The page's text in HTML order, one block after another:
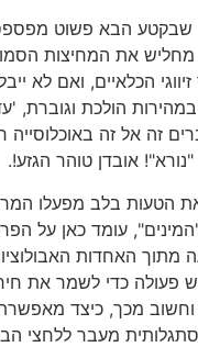
שבקטע הבא פשוט
מחליש את המחיצות
הכלאיים, ואם לא
הולכת וגוברת,
זה אל זה באוכלוסייה
אובדן טוהר הגזע!.
את הטעות בלב מפעלו
עומד כאן על
מתוך האחדות
פעולה כדי לשמר את
וחשוב מכך, כיצד
מעבר ללחצי